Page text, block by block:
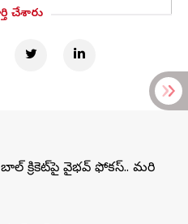
చేశారు
బాల్ క్రికెట్‌పై వైభవ్ ఫోకస్.. మరి